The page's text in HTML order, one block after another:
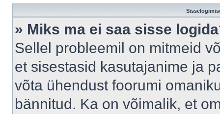
» Miks ma ei saa sisse
Sellel probleemil on mitmeid
et sisestasid kasutajanime ja
võta ühendust foorumi
bännitud. Ka on võimalik, et